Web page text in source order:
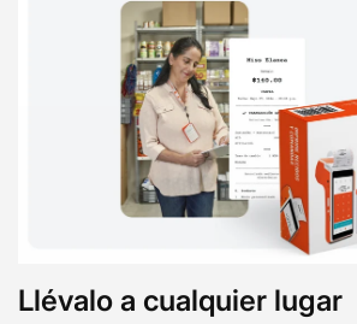
Llévalo a cualquier lugar